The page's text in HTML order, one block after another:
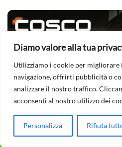
Diamo valore alla tua
Utilizziamo i cookie per migliorare
navigazione, offrirti pubblicità o
analizzare il nostro traffico.
acconsenti al nostro utilizzo dei
Personalizza Rifiuta
CHIAMA